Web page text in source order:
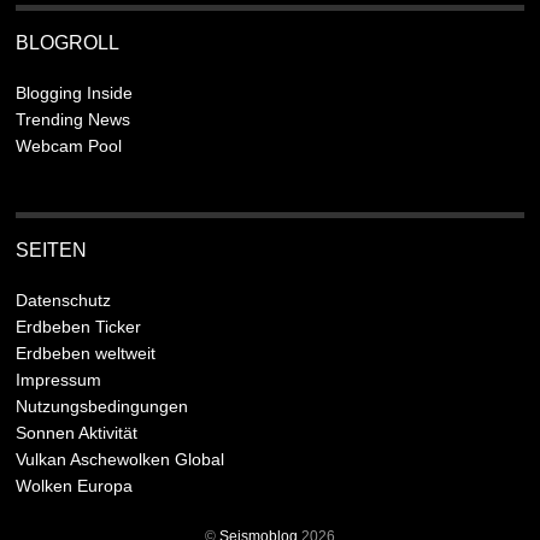
BLOGROLL
Blogging Inside
Trending News
Webcam Pool
SEITEN
Datenschutz
Erdbeben Ticker
Erdbeben weltweit
Impressum
Nutzungsbedingungen
Sonnen Aktivität
Vulkan Aschewolken Global
Wolken Europa
© Seismoblog 2026